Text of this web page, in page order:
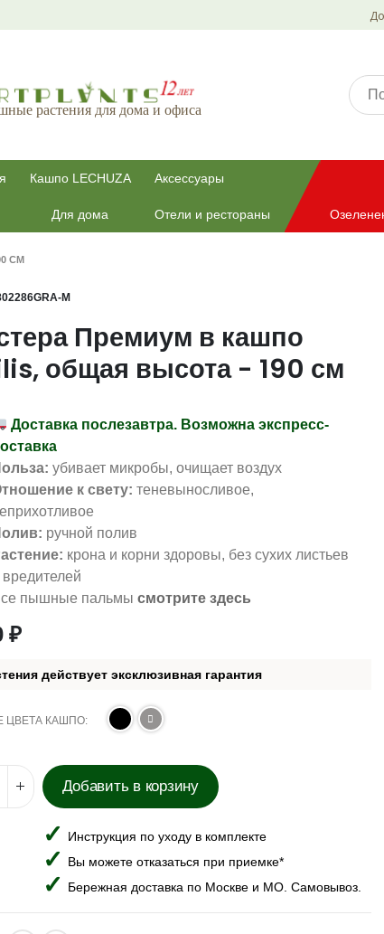
растения для дома и офиса
Кашпо LECHUZA Аксессуары
Для дома Отели и рестораны
СМ
M
Премиум в кашпо
общая высота - 190 см
Доставка послезавтра. Возможна экспресс-
убивает микробы, очищает воздух
к свету: теневыносливое,
ручной полив
крона и корни здоровы, без сухих листьев
вредителей
пышные пальмы смотрите здесь
₽
действует эксклюзивная гарантия
ЦВЕТА КАШПО
Добавить в корзину
Инструкция по уходу в комплекте
Вы можете отказаться при приемке*
Бережная доставка по Москве и МО. Самовывоз.